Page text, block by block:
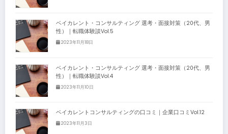
ベイカレント・コンサルティング 選考・面接対策（20代、男
性）｜転職体験談Vol.5
2023年11月18日
ベイカレント・コンサルティング 選考・面接対策（20代、男
性）｜転職体験談Vol.4
2023年11月10日
ベイカレントコンサルティングの口コミ｜企業口コミVol.12
2023年11月3日